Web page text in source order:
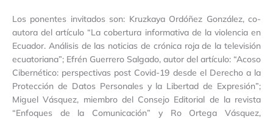
Los ponentes invitados son: Kruzkaya Ordóñez González, co-
autora del artículo “La cobertura informativa de la violencia en
Ecuador. Análisis de las noticias de crónica roja de la televisión
ecuatoriana”; Efrén Guerrero Salgado, autor del artículo: “Acoso
Cibernético: perspectivas post Covid-19 desde el Derecho a la
Protección de Datos Personales y la Libertad de Expresión”;
Miguel Vásquez, miembro del Consejo Editorial de la revista
“Enfoques de la Comunicación” y Ro Ortega Vásquez,